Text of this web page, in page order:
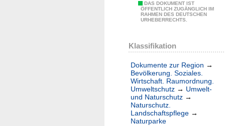
DAS DOKUMENT IST
ÖFFENTLICH ZUGÄNGLICH IM
RAHMEN DES DEUTSCHEN
URHEBERRECHTS.
Klassifikation
Dokumente zur Region →
Bevölkerung. Soziales.
Wirtschaft. Raumordnung.
Umweltschutz → Umwelt-
und Naturschutz →
Naturschutz.
Landschaftspflege →
Naturparke